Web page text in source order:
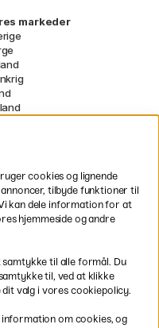
markeder
fragtvilkår gælder for
varer.
Danmark
cookies og lignende
tilbyde funktioner til
kan dele information for at
hjemmeside og andre
samtykke til alle formål. Du
til, ved at klikke
valg i vores cookiepolicy.
om cookies, og